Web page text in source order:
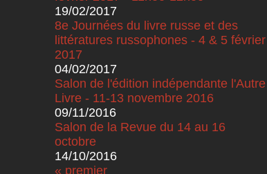
19/02/2017
8e Journées du livre russe et des
littératures russophones - 4 & 5 février
2017
04/02/2017
Salon de l'édition indépendante l'Autre
Livre - 11-13 novembre 2016
09/11/2016
Salon de la Revue du 14 au 16
octobre
14/10/2016
« premier